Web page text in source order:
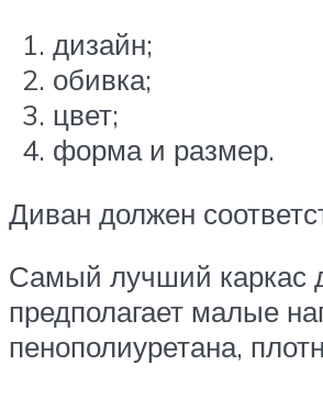
дизайн;
обивка;
цвет;
форма и размер.
Диван должен
Самый лучший каркас
предполагает малые
пенополиуретана,